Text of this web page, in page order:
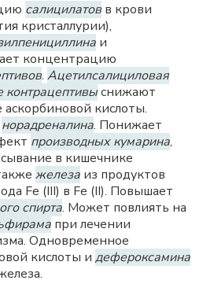
салицилатовв крови
кристаллурии),
и
концентрацию
. Ацетилсалициловая
контрацептивыснижают
аскорбиновой кислоты.
норадреналина. Понижает
производных кумарина,
в кишечнике
железа из продуктов
Fe (III) в Fe (II). Повышает
спирта. Может повлиять на
при лечении
Одновременное
кислоты и дефероксамина